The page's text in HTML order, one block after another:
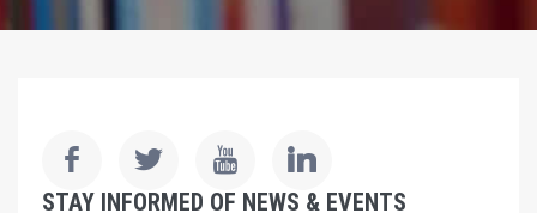
STAY INFORMED OF NEWS & EVENTS